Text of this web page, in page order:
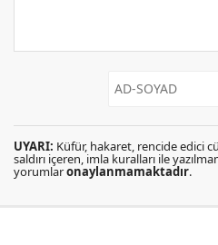
UYARI: Küfür, hakaret, rencide edici
saldırı içeren, imla kuralları ile
yorumlaronaylanmamaktadır.